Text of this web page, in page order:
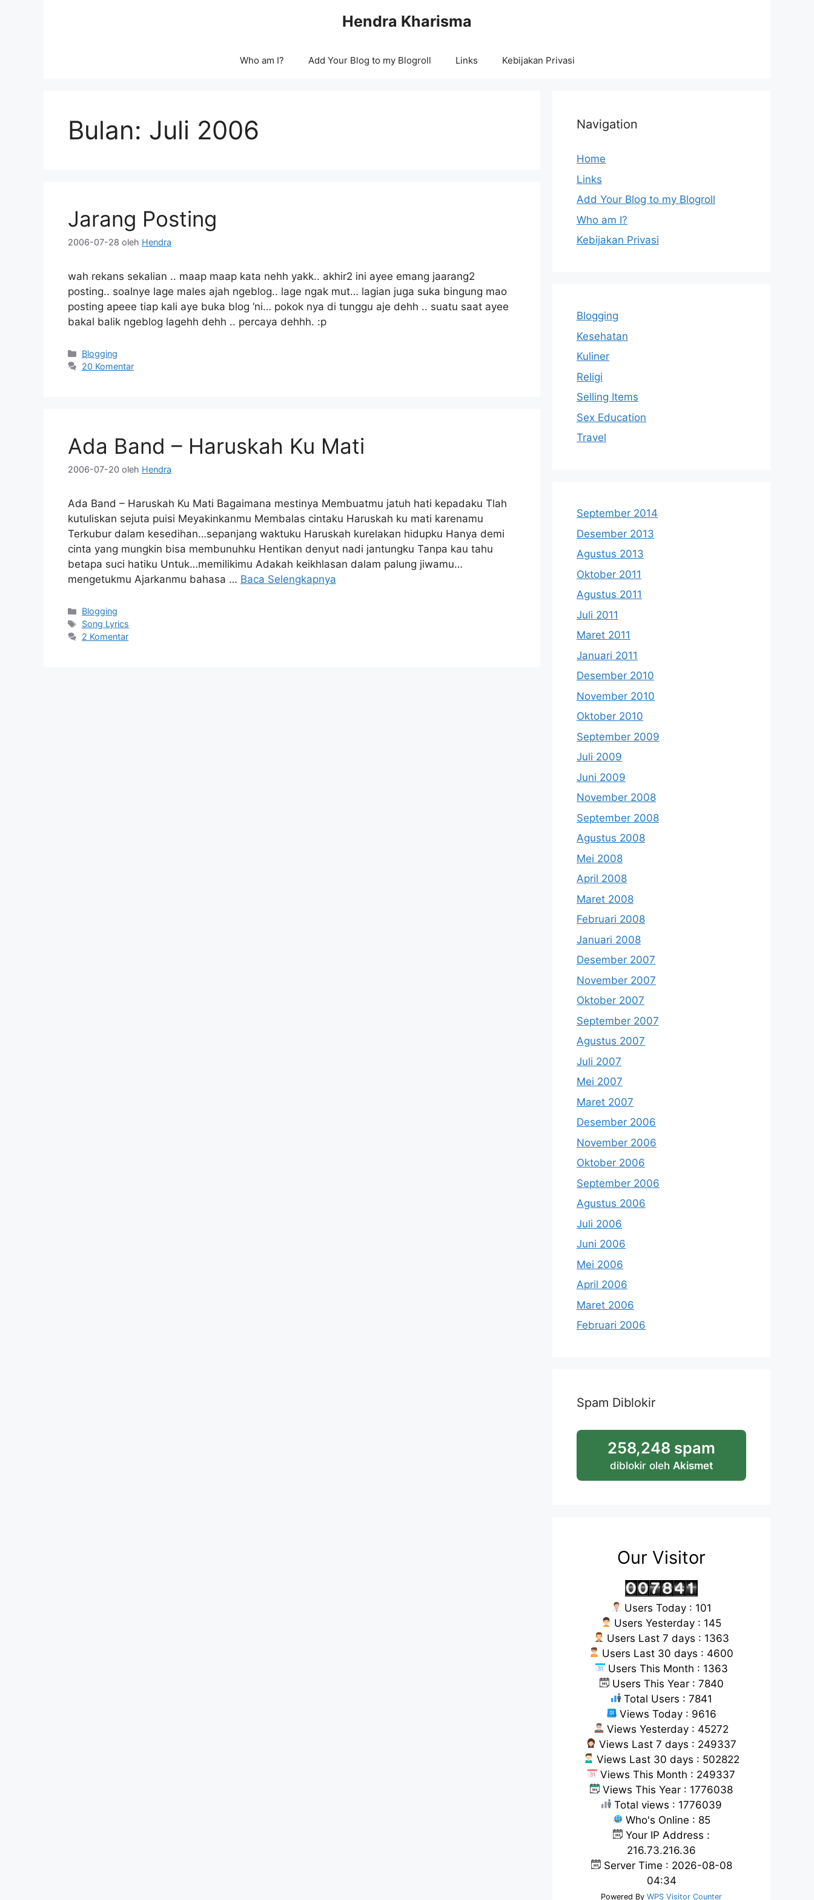
Hendra Kharisma
Who am I? Add Your Blog to my Blogroll Links Kebijakan Privasi
Bulan: Juli 2006
Jarang Posting
2006-07-28 oleh Hendra
wah rekans sekalian .. maap maap kata nehh yakk.. akhir2 ini ayee emang jaarang2
posting.. soalnye lage males ajah ngeblog.. lage ngak mut… lagian juga suka bingung mao
posting apeee tiap kali aye buka blog ‘ni… pokok nya di tunggu aje dehh .. suatu saat ayee
bakal balik ngeblog lagehh dehh .. percaya dehhh. :p
Kategori
Blogging
20 Komentar
Ada Band – Haruskah Ku Mati
2006-07-20 oleh Hendra
Ada Band – Haruskah Ku Mati Bagaimana mestinya Membuatmu jatuh hati kepadaku Tlah
kutuliskan sejuta puisi Meyakinkanmu Membalas cintaku Haruskah ku mati karenamu
Terkubur dalam kesedihan…sepanjang waktuku Haruskah kurelakan hidupku Hanya demi
cinta yang mungkin bisa membunuhku Hentikan denyut nadi jantungku Tanpa kau tahu
betapa suci hatiku Untuk…memilikimu Adakah keikhlasan dalam palung jiwamu…
mengetukmu Ajarkanmu bahasa … Baca Selengkapnya
Kategori
Blogging
Tag
Song Lyrics
2 Komentar
Navigation
Home
Links
Add Your Blog to my Blogroll
Who am I?
Kebijakan Privasi
Blogging
Kesehatan
Kuliner
Religi
Selling Items
Sex Education
Travel
September 2014
Desember 2013
Agustus 2013
Oktober 2011
Agustus 2011
Juli 2011
Maret 2011
Januari 2011
Desember 2010
November 2010
Oktober 2010
September 2009
Juli 2009
Juni 2009
November 2008
September 2008
Agustus 2008
Mei 2008
April 2008
Maret 2008
Februari 2008
Januari 2008
Desember 2007
November 2007
Oktober 2007
September 2007
Agustus 2007
Juli 2007
Mei 2007
Maret 2007
Desember 2006
November 2006
Oktober 2006
September 2006
Agustus 2006
Juli 2006
Juni 2006
Mei 2006
April 2006
Maret 2006
Februari 2006
Spam Diblokir
258,248 spam
diblokir oleh Akismet
Our Visitor
Users Today : 101
Users Yesterday : 145
Users Last 7 days : 1363
Users Last 30 days : 4600
Users This Month : 1363
Users This Year : 7840
Total Users : 7841
Views Today : 9616
Views Yesterday : 45272
Views Last 7 days : 249337
Views Last 30 days : 502822
Views This Month : 249337
Views This Year : 1776038
Total views : 1776039
Who's Online : 85
Your IP Address :
216.73.216.36
Server Time : 2026-08-08
04:34
Powered By WPS Visitor Counter